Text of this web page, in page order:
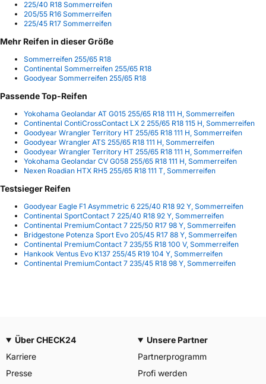
225/40 R18 Sommerreifen
205/55 R16 Sommerreifen
225/45 R17 Sommerreifen
Mehr Reifen in dieser Größe
Sommerreifen 255/65 R18
Continental Sommerreifen 255/65 R18
Goodyear Sommerreifen 255/65 R18
Passende Top-Reifen
Yokohama Geolandar AT G015 255/65 R18 111 H, Sommerreifen
Continental ContiCrossContact LX 2 255/65 R18 115 H, Sommerreifen
Goodyear Wrangler Territory HT 255/65 R18 111 H, Sommerreifen
Goodyear Wrangler ATS 255/65 R18 111 H, Sommerreifen
Goodyear Wrangler Territory HT 255/65 R18 111 H, Sommerreifen
Yokohama Geolandar CV G058 255/65 R18 111 H, Sommerreifen
Nexen Roadian HTX RH5 255/65 R18 111 T, Sommerreifen
Testsieger Reifen
Goodyear Eagle F1 Asymmetric 6 225/40 R18 92 Y, Sommerreifen
Continental SportContact 7 225/40 R18 92 Y, Sommerreifen
Continental PremiumContact 7 225/50 R17 98 Y, Sommerreifen
Bridgestone Potenza Sport Evo 205/45 R17 88 Y, Sommerreifen
Continental PremiumContact 7 235/55 R18 100 V, Sommerreifen
Hankook Ventus Evo K137 255/45 R19 104 Y, Sommerreifen
Continental PremiumContact 7 235/45 R18 98 Y, Sommerreifen
Über CHECK24
Karriere
Presse
Unsere Partner
Partnerprogramm
Profi werden